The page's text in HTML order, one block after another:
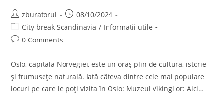
Post
author:
zburatorul
Post
published:
08/10/2024
Post
category:
City break Scandinavia / Informatii utile
Post0 Comments
Oslo, capitala Norvegiei, este un oraș plin de cultură, istorie
și frumusețe naturală. Iată câteva dintre cele mai populare
locuri pe care le poți vizita în Oslo: Muzeul Vikingilor: Aici…